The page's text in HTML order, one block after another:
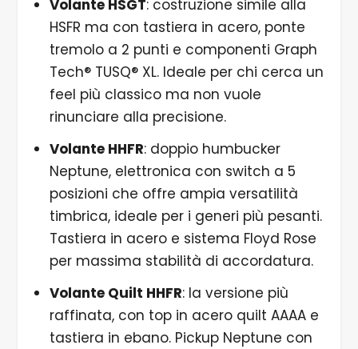
Volante HSGT: costruzione simile alla
HSFR ma con tastiera in acero, ponte
tremolo a 2 punti e componenti Graph
Tech® TUSQ® XL. Ideale per chi cerca un
feel più classico ma non vuole
rinunciare alla precisione.
Volante HHFR: doppio humbucker
Neptune, elettronica con switch a 5
posizioni che offre ampia versatilità
timbrica, ideale per i generi più pesanti.
Tastiera in acero e sistema Floyd Rose
per massima stabilità di accordatura.
Volante Quilt HHFR: la versione più
raffinata, con top in acero quilt AAAA e
tastiera in ebano. Pickup Neptune con